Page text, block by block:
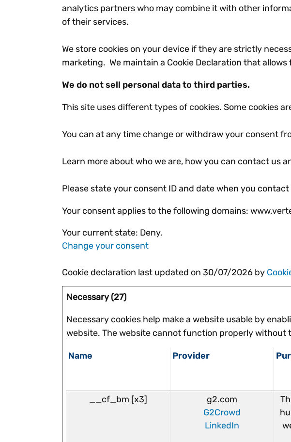
analytics partners who may combine it with other
of their services.
We store cookies on your device if they are strictly
marketing. We maintain a Cookie Declaration that
We do not sell personal data to third parties.
This site uses different types of cookies. Some cookies
You can at any time change or withdraw your consent
Learn more about who we are, how you can contact us
Please state your consent ID and date when you
Your consent applies to the following domains:
Your current state: Deny.
Change your consent
Cookie declaration last updated on 30/07/2026 by
Necessary (27)
Necessary cookies help make a website usable by
website. The website cannot function properly without
Name Provider
__cf_bm [x3]
g2.com
G2Crowd
LinkedIn